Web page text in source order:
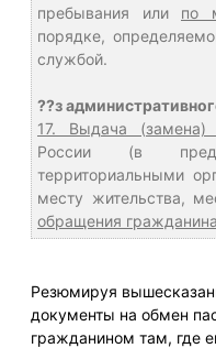
пребывания или по
порядке,
службой.
??з
17. Выдача (замена)
России (в
территориальными
месту жительства,
обращения гражданина
Резюмируя
документы на обмен
гражданином там, где